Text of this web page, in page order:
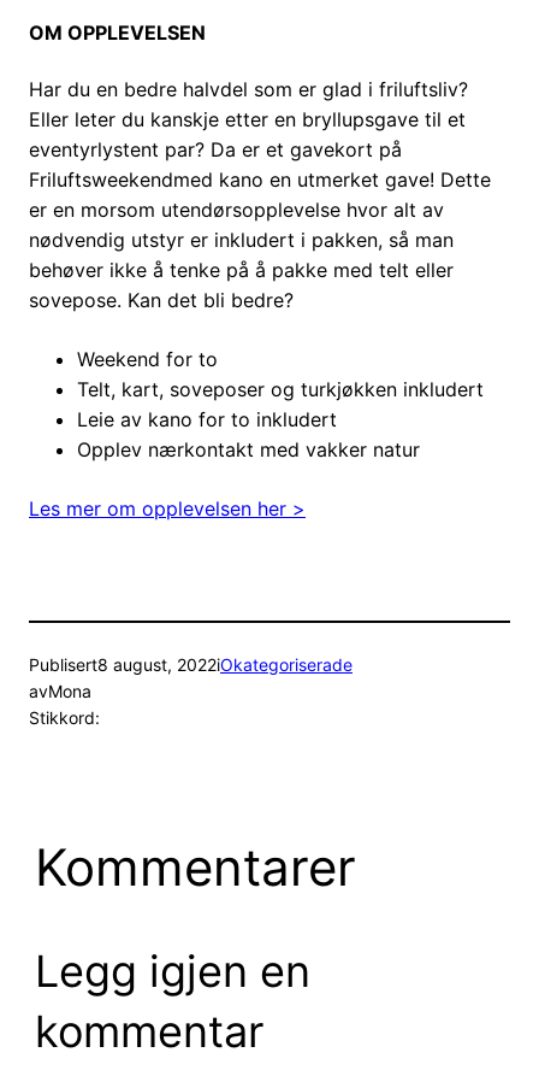
OM OPPLEVELSEN
Har du en bedre halvdel som er glad i friluftsliv?
Eller leter du kanskje etter en bryllupsgave til et
eventyrlystent par? Da er et gavekort på
Friluftsweekendmed kano en utmerket gave! Dette
er en morsom utendørsopplevelse hvor alt av
nødvendig utstyr er inkludert i pakken, så man
behøver ikke å tenke på å pakke med telt eller
sovepose. Kan det bli bedre?
Weekend for to
Telt, kart, soveposer og turkjøkken inkludert
Leie av kano for to inkludert
Opplev nærkontakt med vakker natur
Les mer om opplevelsen her >
Publisert8 august, 2022iOkategoriserade
avMona
Stikkord:
Kommentarer
Legg igjen en
kommentar